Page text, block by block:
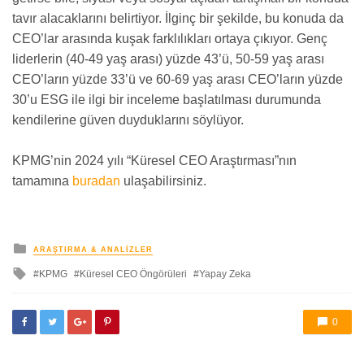
tavır alacaklarını belirtiyor. İlginç bir şekilde, bu konuda da
CEO’lar arasında kuşak farklılıkları ortaya çıkıyor. Genç
liderlerin (40-49 yaş arası) yüzde 43’ü, 50-59 yaş arası
CEO’ların yüzde 33’ü ve 60-69 yaş arası CEO’ların yüzde
30’u ESG ile ilgi bir inceleme başlatılması durumunda
kendilerine güven duyduklarını söylüyor.
KPMG’nin 2024 yılı “Küresel CEO Araştırması”nın
tamamına buradan ulaşabilirsiniz.
yayınlanan
ARAŞTIRMA & ANALIZLER
ileKPMG Küresel CEO Öngörüleri Yapay Zeka
0